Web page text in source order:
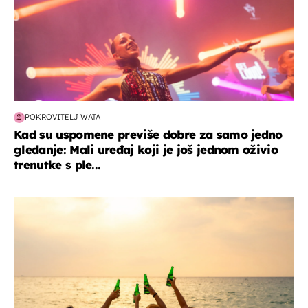
POKROVITELJ WATA
Kad su uspomene previše dobre za samo jedno
gledanje: Mali uređaj koji je još jednom oživio
trenutke s ple...